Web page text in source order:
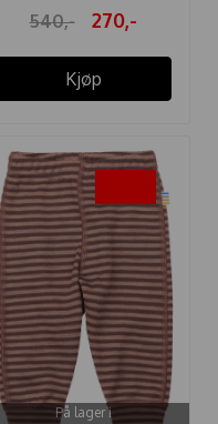
540,- 270,-
Kjøp
På lager i